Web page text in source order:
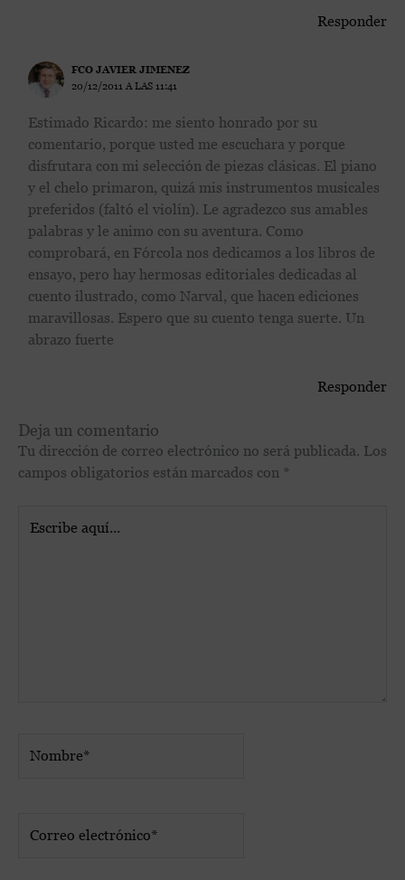
Responder
FCO JAVIER JIMENEZ
20/12/2011 A LAS 11:41
Estimado Ricardo: me siento honrado por su
comentario, porque usted me escuchara y porque
disfrutara con mi selección de piezas clásicas. El piano
y el chelo primaron, quizá mis instrumentos musicales
preferidos (faltó el violín). Le agradezco sus amables
palabras y le animo con su aventura. Como
comprobará, en Fórcola nos dedicamos a los libros de
ensayo, pero hay hermosas editoriales dedicadas al
cuento ilustrado, como Narval, que hacen ediciones
maravillosas. Espero que su cuento tenga suerte. Un
abrazo fuerte
Responder
Deja un comentario
Tu dirección de correo electrónico no será publicada. Los
campos obligatorios están marcados con *
aquí...
electrónico*